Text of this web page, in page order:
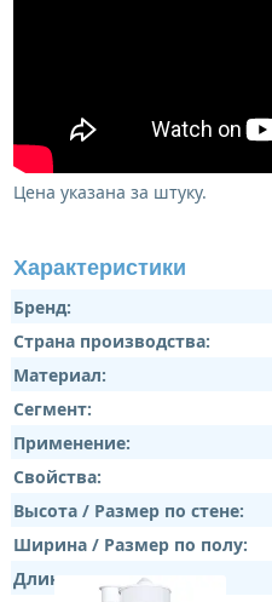
Цена указана за штуку.
Характеристики
Бренд:
Страна производства:
Материал:
Сегмент:
Применение:
Свойства:
Высота / Размер по стене:
Ширина / Размер по полу:
Длина: